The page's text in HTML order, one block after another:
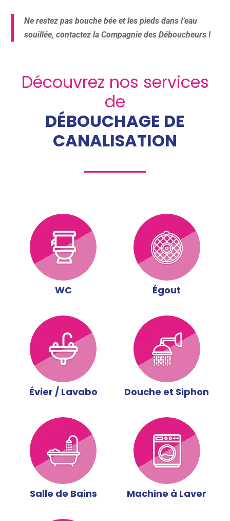
Ne restez pas bouche bée et les pieds dans l’eau
souillée, contactez la Compagnie des Déboucheurs !
Découvrez nos services
de
DÉBOUCHAGE DE
CANALISATION
WC Égout
Évier / Lavabo Douche et Siphon
Salle de Bains Machine à Laver